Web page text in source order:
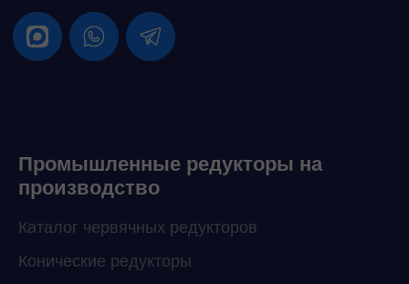
Промышленные редукторы на
производство
Каталог червячных редукторов
Конические редукторы